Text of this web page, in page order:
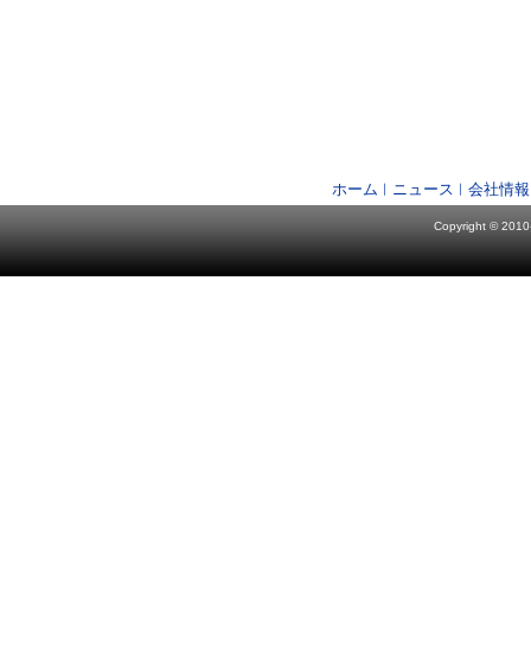
ホーム ニュース 会社情報
Copyright ©